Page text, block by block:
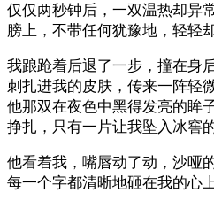
仅仅两秒钟后，一双温热却异
膀上，不带任何犹豫地，轻轻
我踉跄着后退了一步，撞在身
刺扎进我的皮肤，传来一阵轻
他那双在夜色中黑得发亮的眸
挣扎，只有一片让我坠入冰窖
他看着我，嘴唇动了动，沙哑
每一个字都清晰地砸在我的心上